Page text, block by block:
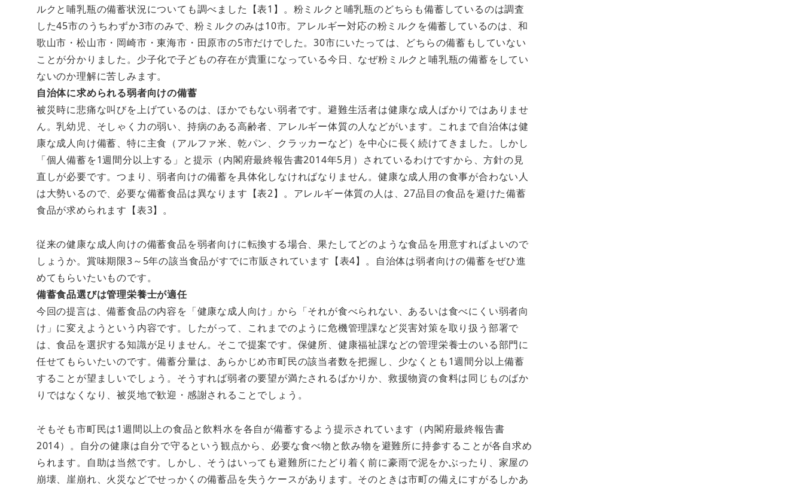
ルクと哺乳瓶の備蓄状況についても調べました【表1】。粉ミルクと哺乳瓶のどちらも備蓄しているのは調査
した45市のうちわずか3市のみで、粉ミルクのみは10市。アレルギー対応の粉ミルクを備蓄しているのは、和
歌山市・松山市・岡崎市・東海市・田原市の5市だけでした。30市にいたっては、どちらの備蓄もしていない
ことが分かりました。少子化で子どもの存在が貴重になっている今日、なぜ粉ミルクと哺乳瓶の備蓄をしてい
ないのか理解に苦しみます。
自治体に求められる弱者向けの備蓄
被災時に悲痛な叫びを上げているのは、ほかでもない弱者です。避難生活者は健康な成人ばかりではありませ
ん。乳幼児、そしゃく力の弱い、持病のある高齢者、アレルギー体質の人などがいます。これまで自治体は健
康な成人向け備蓄、特に主食（アルファ米、乾パン、クラッカーなど）を中心に長く続けてきました。しかし
「個人備蓄を1週間分以上する」と提示（内閣府最終報告書2014年5月）されているわけですから、方針の見
直しが必要です。つまり、弱者向けの備蓄を具体化しなければなりません。健康な成人用の食事が合わない人
は大勢いるので、必要な備蓄食品は異なります【表2】。アレルギー体質の人は、27品目の食品を避けた備蓄
食品が求められます【表3】。
従来の健康な成人向けの備蓄食品を弱者向けに転換する場合、果たしてどのような食品を用意すればよいので
しょうか。賞味期限3～5年の該当食品がすでに市販されています【表4】。自治体は弱者向けの備蓄をぜひ進
めてもらいたいものです。
備蓄食品選びは管理栄養士が適任
今回の提言は、備蓄食品の内容を「健康な成人向け」から「それが食べられない、あるいは食べにくい弱者向
け」に変えようという内容です。したがって、これまでのように危機管理課など災害対策を取り扱う部署で
は、食品を選択する知識が足りません。そこで提案です。保健所、健康福祉課などの管理栄養士のいる部門に
任せてもらいたいのです。備蓄分量は、あらかじめ市町民の該当者数を把握し、少なくとも1週間分以上備蓄
することが望ましいでしょう。そうすれば弱者の要望が満たされるばかりか、救援物資の食料は同じものばか
りではなくなり、被災地で歓迎・感謝されることでしょう。
そもそも市町民は1週間以上の食品と飲料水を各自が備蓄するよう提示されています（内閣府最終報告書
2014）。自分の健康は自分で守るという観点から、必要な食べ物と飲み物を避難所に持参することが各自求め
られます。自助は当然です。しかし、そうはいっても避難所にたどり着く前に豪雨で泥をかぶったり、家屋の
崩壊、崖崩れ、火災などでせっかくの備蓄品を失うケースがあります。そのときは市町の備えにすがるしかあ